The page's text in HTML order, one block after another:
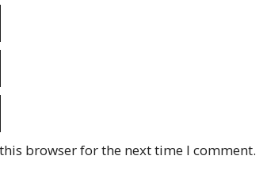
browser for the next time I comment.